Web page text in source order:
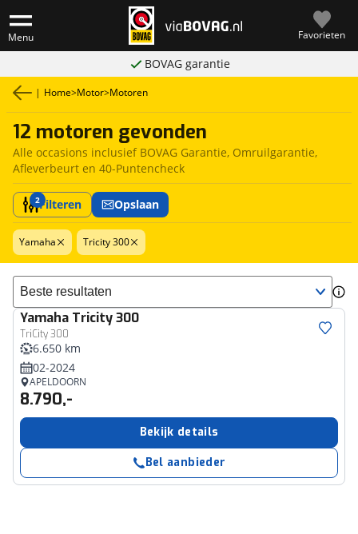
Menu Favorieten
BOVAG garantie
| Home>Motor>Motoren
12 motoren gevonden
Alle occasions inclusief BOVAG Garantie, Omruilgarantie,
Afleverbeurt en 40-Puntencheck
2Filteren Opslaan
Yamaha Tricity 300
Sorteer resultaten
Yamaha Tricity 300
TriCity 300
6.650 km
02-2024
APELDOORN
8.790,-
Bekijk details
Bel aanbieder